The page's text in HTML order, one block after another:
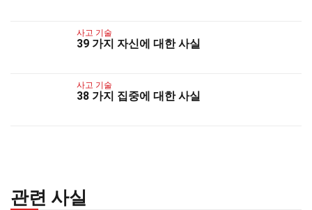
사고 기술
39 가지 자신에 대한 사실
사고 기술
38 가지 집중에 대한 사실
관련 사실